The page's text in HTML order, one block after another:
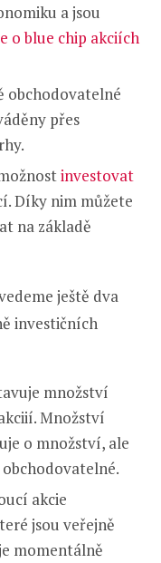
a jsou
o blue chip akciích
obchodovatelné
přes
investovat
Díky nim můžete
na základě
ještě dva
investičních
množství
Množství
o množství, ale
akcie
jsou veřejně
momentálně